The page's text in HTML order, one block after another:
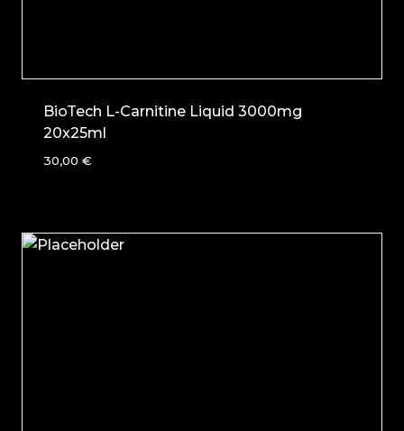
BioTech L-Carnitine Liquid 3000mg
20x25ml
30,00 €